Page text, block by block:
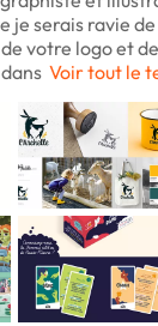
je serais ravie
votre logo et
Voir tout le